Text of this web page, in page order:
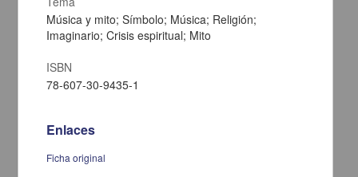
que conforman la sociedad; se vincula directamente con el contexto
y la situación de los grupos humanos ya sea dentro de sus núcleos
familiares, comunitarios o sociales; implica la convergencia de
diversos actores y agentes entre los que deben estar los
de la información. Un referente constante en todos los programas y
documentos legislativos que tocan el tema es la información, desde
en las metas correspondientes a promover la inclusión social y
conocimiento es nuestro deber apoyar el desarrollo social
mediante la generación de ideas y proyectos para beneficio de
Música y mito; Símbolo; Música; Religión;
Imaginario; Crisis espiritual; Mito
ISBN
78-607-30-9435-1
Enlaces
Ficha original